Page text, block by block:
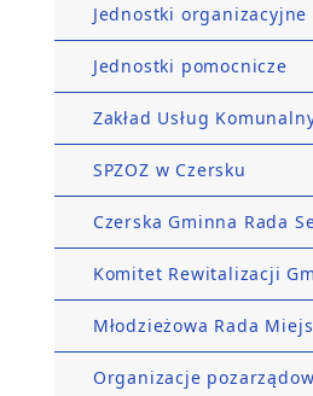
Jednostki organizacyjne
Jednostki pomocnicze
Zakład Usług
SPZOZ w Czersku
Czerska Gminna Rada
Komitet Rewitalizacji
Młodzieżowa Rada
Organizacje